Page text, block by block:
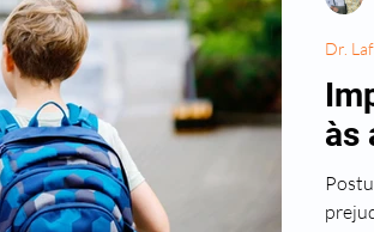
Livros leitura grátis Histórias de Mulher
O Amor Me Esperava em África
às
Postura e
Dr.